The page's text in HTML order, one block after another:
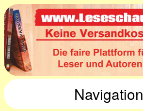
Navigation